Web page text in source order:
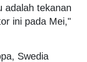
adalah tekanan
ini pada Mei,"
Swedia